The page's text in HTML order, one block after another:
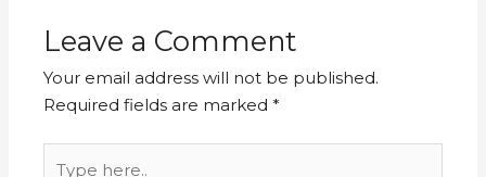
Leave a Comment
Your email address will not be published.
Required fields are marked*